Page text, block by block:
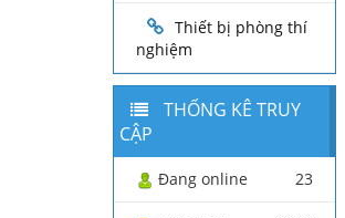
Thiết bị phòng thí
nghiệm
THỐNG KÊ TRUY
CẬP
Đang online 23